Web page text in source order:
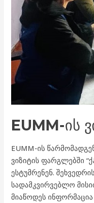
EUMM-ᲘᲡ
EUMM-ის
ვიზიტის ფარგლებში
ესტუმრენენ.
სადამკვირვებლო
მიაწოდეს